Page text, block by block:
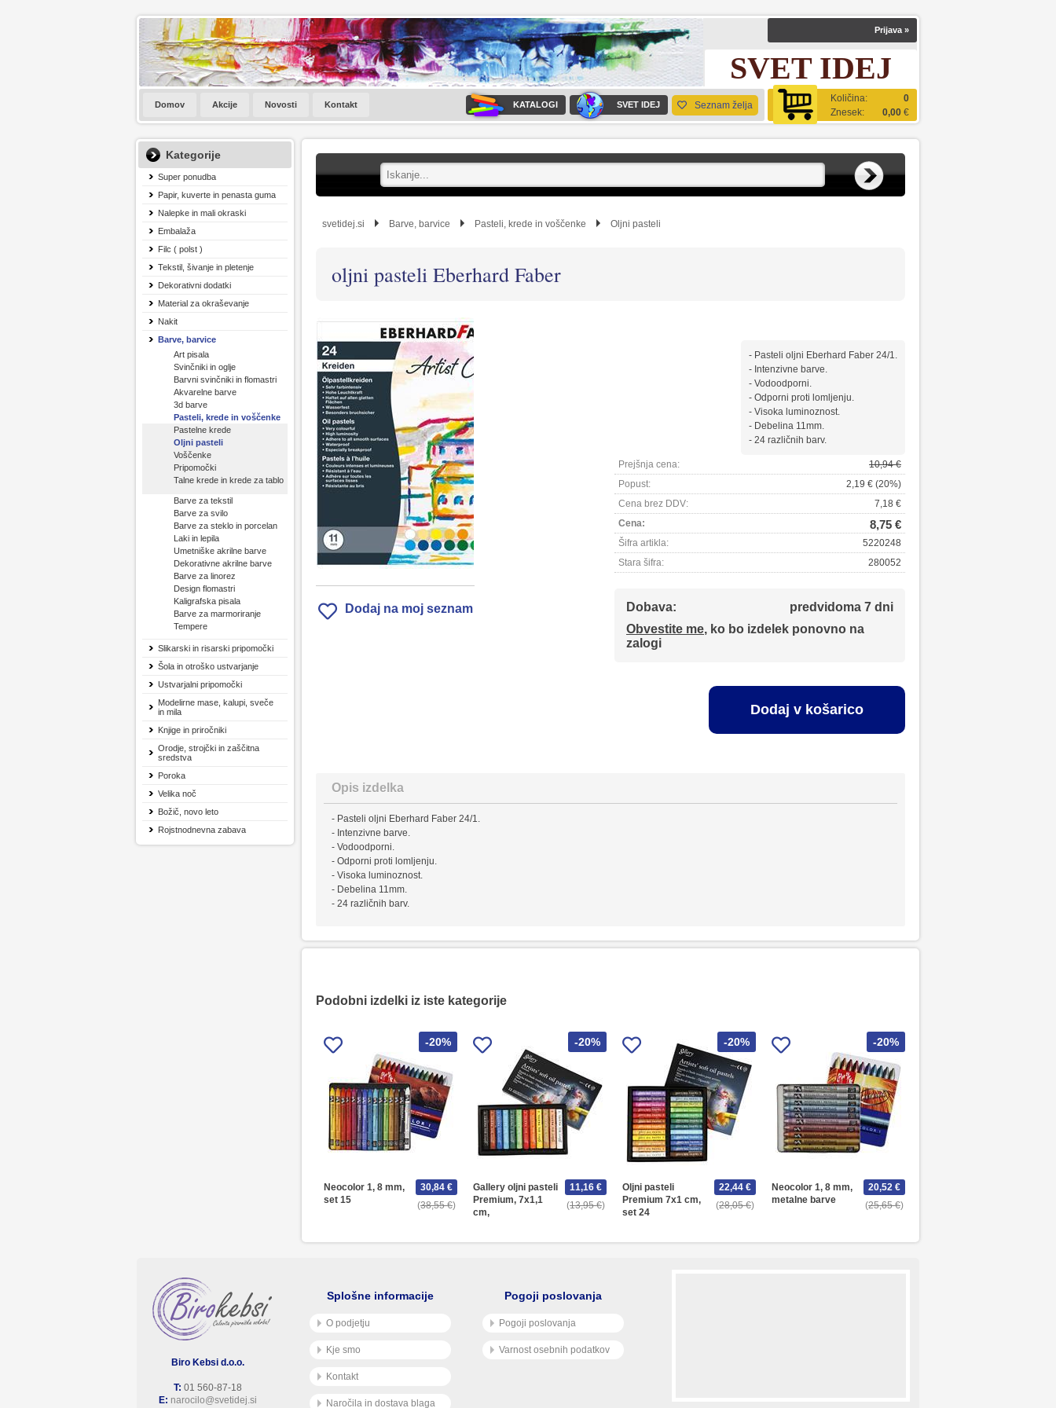
Prijava »
SVET IDEJ
Količina:
0
Znesek:
0,00 €
Domov Akcije Novosti Kontakt KATALOGI SVET IDEJ Seznam želja
Kategorije
Super ponudba
Papir, kuverte in penasta guma
Nalepke in mali okraski
Embalaža
Filc ( polst )
Tekstil, šivanje in pletenje
Dekorativni dodatki
Material za okraševanje
Nakit
Barve, barvice
Art pisala
Svinčniki in oglje
Barvni svinčniki in flomastri
Akvarelne barve
3d barve
Pasteli, krede in voščenke
Pastelne krede
Oljni pasteli
Voščenke
Pripomočki
Talne krede in krede za tablo
Barve za tekstil
Barve za svilo
Barve za steklo in porcelan
Laki in lepila
Umetniške akrilne barve
Dekorativne akrilne barve
Barve za linorez
Design flomastri
Kaligrafska pisala
Barve za marmoriranje
Tempere
Slikarski in risarski pripomočki
Šola in otroško ustvarjanje
Ustvarjalni pripomočki
Modelirne mase, kalupi, sveče
in mila
Knjige in priročniki
Orodje, strojčki in zaščitna
sredstva
Poroka
Velika noč
Božič, novo leto
Rojstnodnevna zabava
svetidej.si Barve, barvice Pasteli, krede in voščenke Oljni pasteli
oljni pasteli Eberhard Faber
Dodaj na moj seznam
- Pasteli oljni Eberhard Faber 24/1.
- Intenzivne barve.
- Vodoodporni.
- Odporni proti lomljenju.
- Visoka luminoznost.
- Debelina 11mm.
- 24 različnih barv.
Prejšnja cena:
10,94 €
Popust:
2,19 € (20%)
Cena brez DDV:
7,18 €
Cena:
8,75 €
Šifra artikla:
5220248
Stara šifra:
280052
Dobava:
predvidoma 7 dni
Obvestite me, ko bo izdelek ponovno na
zalogi
Dodaj v košarico
Opis izdelka
- Pasteli oljni Eberhard Faber 24/1.
- Intenzivne barve.
- Vodoodporni.
- Odporni proti lomljenju.
- Visoka luminoznost.
- Debelina 11mm.
- 24 različnih barv.
Podobni izdelki iz iste kategorije
-20%
Neocolor 1, 8 mm,
set 15
38,55 €
30,84 €
-20%
Gallery oljni pasteli
Premium, 7x1,1
cm,
13,95 €
11,16 €
-20%
Oljni pasteli
Premium 7x1 cm,
set 24
28,05 €
22,44 €
-20%
Neocolor 1, 8 mm,
metalne barve
25,65 €
20,52 €
Biro Kebsi d.o.o.
T: 01 560-87-18
E: narocilo@svetidej.si
Splošne informacije
O podjetju
Kje smo
Kontakt
Naročila in dostava blaga
Pogoji poslovanja
Pogoji poslovanja
Varnost osebnih podatkov